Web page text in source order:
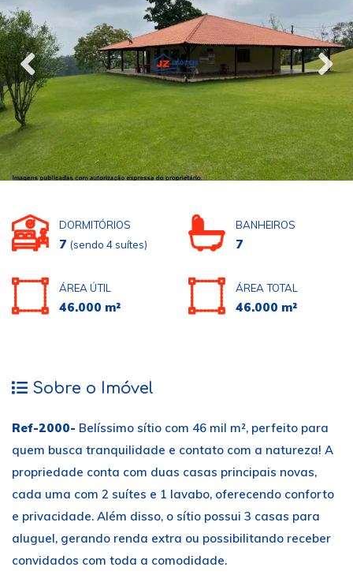
DORMITÓRIOS
7 (sendo 4 suítes)
BANHEIROS
7
ÁREA ÚTIL
46.000 m²
ÁREA TOTAL
46.000 m²
Sobre o Imóvel
Ref-2000- Belíssimo sítio com 46 mil m², perfeito para
quem busca tranquilidade e contato com a natureza! A
propriedade conta com duas casas principais novas,
cada uma com 2 suítes e 1 lavabo, oferecendo conforto
e privacidade. Além disso, o sítio possui 3 casas para
aluguel, gerando renda extra ou possibilitando receber
convidados com toda a comodidade.